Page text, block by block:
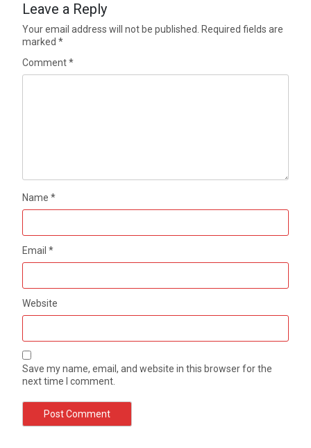
Leave a Reply
Your email address will not be published. Required fields are
marked*
Comment*
Name*
Email*
Website
Save my name, email, and website in this browser for the
next time I comment.